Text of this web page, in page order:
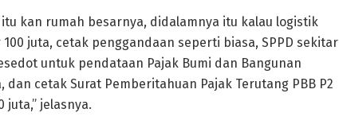
kan rumah besarnya, didalamnya itu kalau logistik
juta, cetak penggandaan seperti biasa, SPPD sekitar
untuk pendataan Pajak Bumi dan Bangunan
dan cetak Surat Pemberitahuan Pajak Terutang PBB P2
juta,” jelasnya.